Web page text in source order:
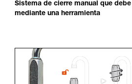
Sistema de cierre manual que
mediante una herramienta